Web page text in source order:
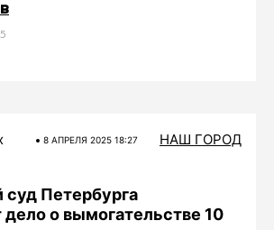
8 АПРЕЛЯ 2025 18:27 НАШ ГОРОД
суд Петербурга
о вымогательстве 10